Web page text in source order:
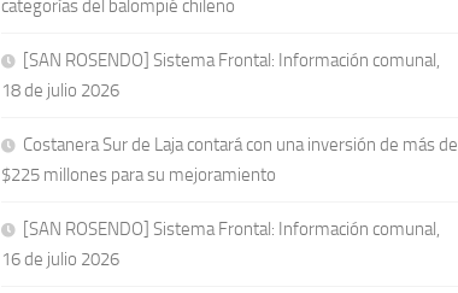
categorías del balompié chileno
[SAN ROSENDO] Sistema Frontal: Información comunal,
18 de julio 2026
Costanera Sur de Laja contará con una inversión de más de
$225 millones para su mejoramiento
[SAN ROSENDO] Sistema Frontal: Información comunal,
16 de julio 2026